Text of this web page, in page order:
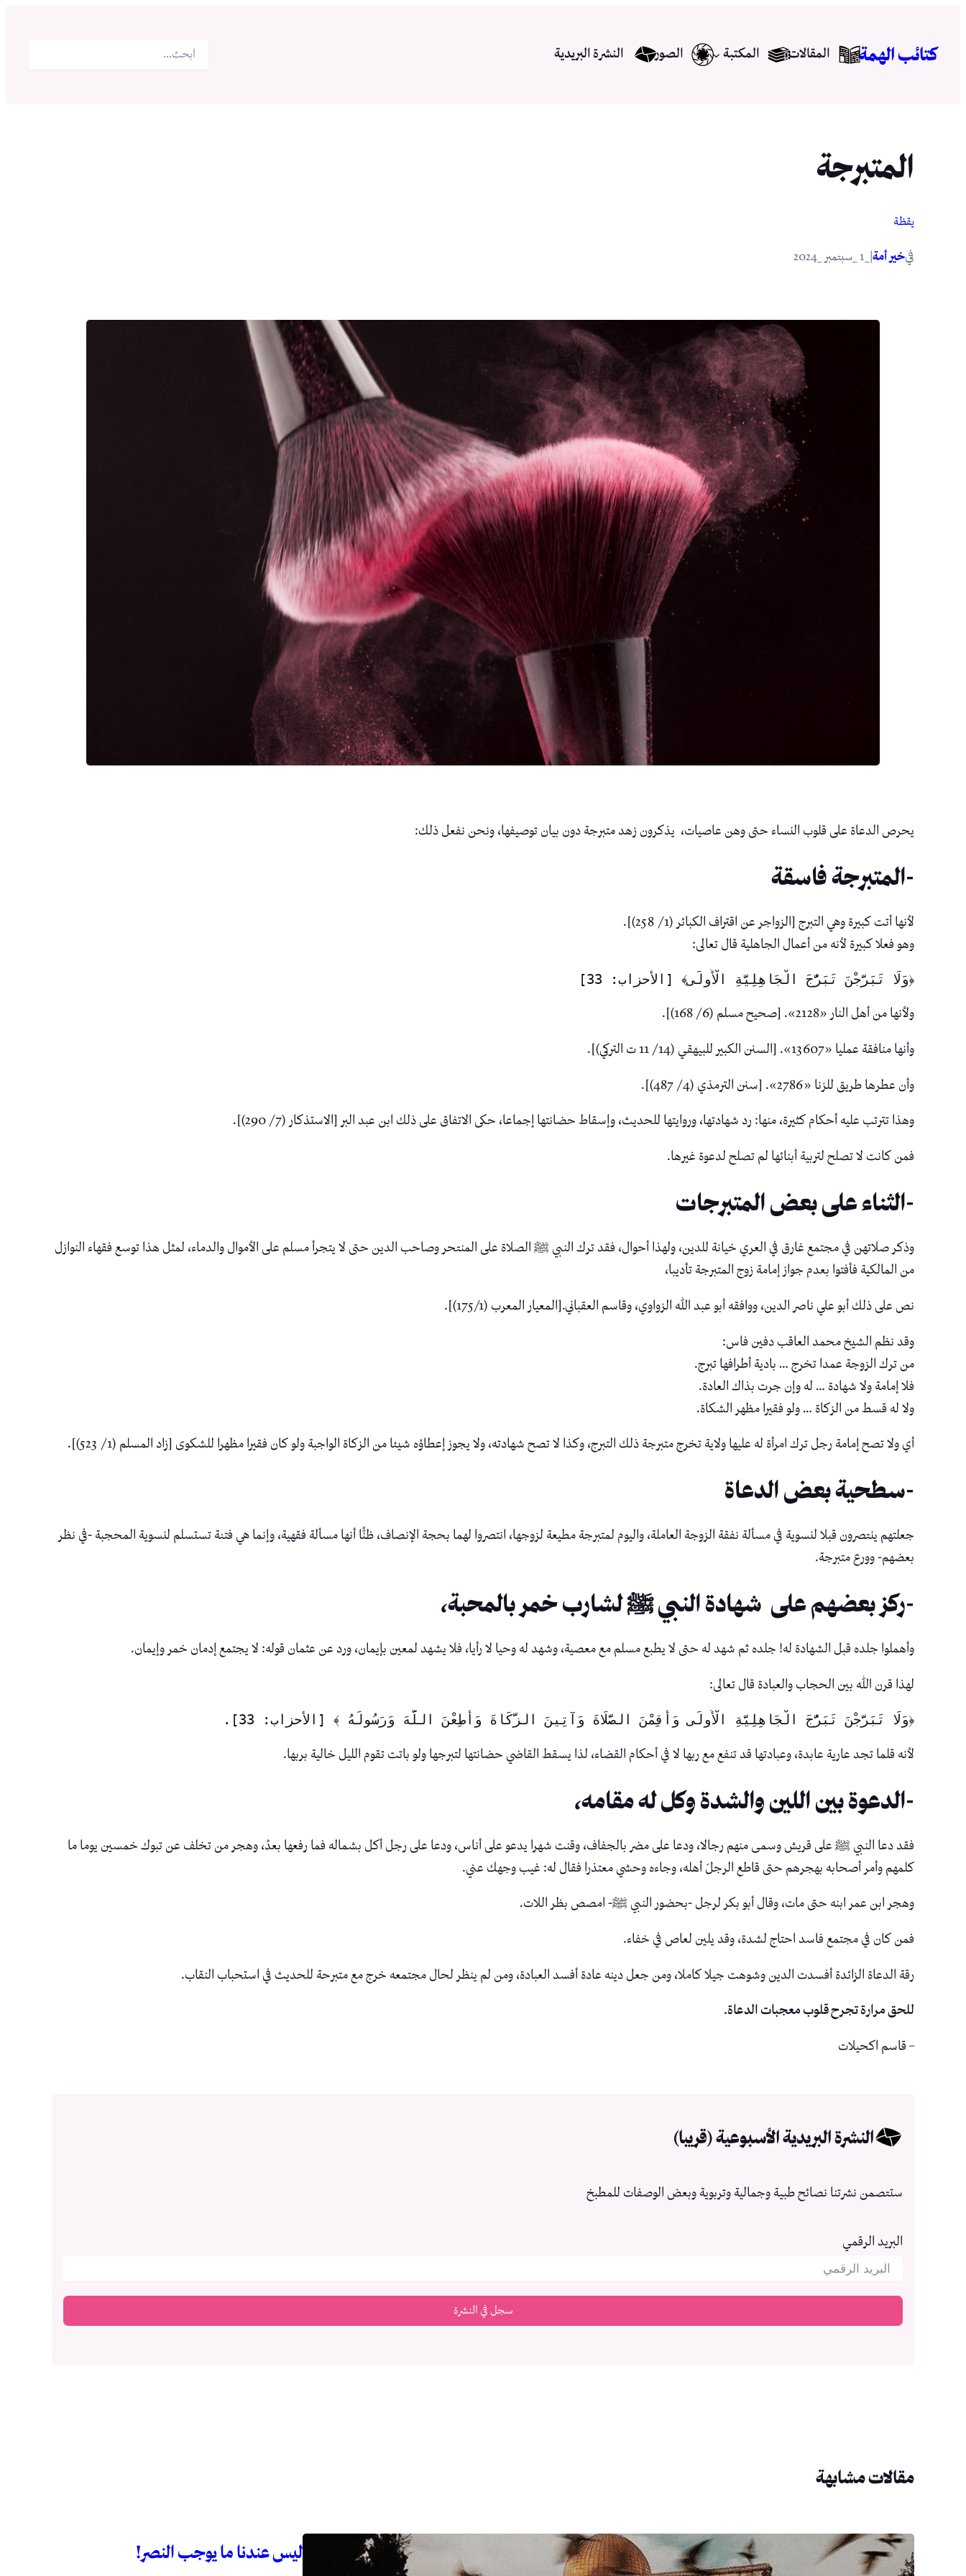
المحتوىكتائب الهمة المقالات المكتبة الصور النشرة البريدية البحث
المتبرجة
يقظة
فيخير أمة
يحرص الدعاة على قلوب النساء حتى وهن عاصيات، يذكرون زهد متبرجة دون بيان توصيفها، ونحن نفعل ذلك:
-المتبرجة فاسقة
لأنها أتت كبيرة وهي التبرج [الزواجر عن اقتراف الكبائر (1/ 258)].
وهو فعلا كبيرة لأنه من أعمال الجاهلية قال تعالى:
﴿وَلَا تَبَرَّجْنَ ‌تَبَرُّجَ ‌الْجَاهِلِيَّةِ الْأُولَى﴾ [الأحزاب: 33]
ولأنها من أهل النار «2128». [صحيح مسلم (6/ 168)].
وأنها منافقة عمليا «13607». [السنن الكبير للبيهقي (14/ 11 ت التركي)].
وأن عطرها طريق للزنا «2786». [سنن الترمذي (4/ 487)].
وهذا تترتب عليه أحكام كثيرة، منها: رد شهادتها، وروايتها للحديث، وإسقاط حضانتها إجماعا، حكى الاتفاق على ذلك ابن عبد البر [الاستذكار (7/ 290)].
فمن كانت لا تصلح لتربية أبنائها لم تصلح لدعوة غيرها.
-الثناء على بعض المتبرجات
وذكر صلاتهن في مجتمع غارق في العري خيانة للدين، ولهذا أحوال، فقد ترك النبي ﷺ الصلاة على المنتحر وصاحب الدين حتى لا يتجرأ مسلم على الأموال والدماء، لمثل هذا توسع فقهاء النوازل
من المالكية فأفتوا بعدم جواز إمامة زوج المتبرجة تأديبا،
نص على ذلك أبو علي ناصر الدين، ووافقه أبو عبد الله الزواوي، وقاسم العقباني.[المعيار المعرب (175/1)].
وقد نظم الشيخ محمد العاقب دفين فاس:
من ترك الزوجة عمدا تخرج … بادية أطرافها تبرج.
فلا إمامة ولا شهادة … له وإن جرت بذاك العادة.
ولا له قسط من الزكاة … ولو فقيرا مظهر الشكاة.
أي ولا تصح إمامة رجل ترك امرأة له عليها ولاية تخرج متبرجة ذلك التبرج، وكذا لا تصح شهادته، ولا يجوز إعطاؤه شيئا من الزكاة الواجبة ولو كان فقيرا مظهرا للشكوى [زاد المسلم (1/ 523)].
-سطحية بعض الدعاة
جعلتهم ينتصرون قبلا لنسوية في مسألة نفقة الزوجة العاملة، واليوم لمتبرجة مطيعة لزوجها، انتصروا لهما بحجة الإنصاف، ظنًّا أنها مسألة فقهية، وإنما هي فتنة تستسلم لنسوية المحجبة -في نظر
بعضهم- وورع متبرجة.
-ركز بعضهم على شهادة النبي ﷺ لشارب خمر بالمحبة،
وأهملوا جلده قبل الشهادة له! جلده ثم شهد له حتى لا يطبع مسلم مع معصية، وشهد له وحيا لا رأيا، فلا يشهد لمعين بإيمان، ورد عن عثمان قوله: لا يجتمع إدمان خمر وإيمان.
لهذا قرن الله بين الحجاب والعبادة قال تعالى:
﴿وَلَا تَبَرَّجْنَ ‌تَبَرُّجَ ‌الْجَاهِلِيَّةِ الْأُولَى وَأَقِمْنَ الصَّلَاةَ وَآتِينَ الزَّكَاةَ وَأَطِعْنَ اللَّهَ وَرَسُولَهُ ﴾ [الأحزاب: 33].
لأنه قلما تجد عارية عابدة، وعبادتها قد تنفع مع ربها لا في أحكام القضاء، لذا يسقط القاضي حضانتها لتبرجها ولو باتت تقوم الليل خالية بربها.
-الدعوة بين اللين والشدة وكل له مقامه،
فقد دعا النبي ﷺ على قريش وسمى منهم رجالا، ودعا على مضر بالجفاف، وقنت شهرا يدعو على أناس، ودعا على رجل أكل بشماله فما رفعها بعدُ، وهجر من تخلف عن تبوك خمسين يوما ما
كلمهم وأمر أصحابه بهجرهم حتى قاطع الرجلَ أهله، وجاءه وحشي معتذرا فقال له: غيب وجهك عني.
وهجر ابن عمر ابنه حتى مات، وقال أبو بكر لرجل -بحضور النبي ﷺ- امصص بظر اللات.
فمن كان في مجتمع فاسد احتاج لشدة، وقد يلين لعاص في خفاء.
رقة الدعاة الزائدة أفسدت الدين وشوهت جيلا كاملا، ومن جعل دينه عادة أفسد العبادة، ومن لم ينظر لحال مجتمعه خرج مع متبرحة للحديث في استحباب النقاب.
للحق مرارة تجرح قلوب معجبات الدعاة.
– قاسم اكحيلات
النشرة البريدية الأسبوعية (قريبا)
ستتصمن نشرتنا نصائح طبية وجمالية وتربوية وبعض الوصفات للمطبخ
البريد الرقمي
سجل في النشرة
مقالات مشابهة
ليس عندنا ما يوجب النصر!